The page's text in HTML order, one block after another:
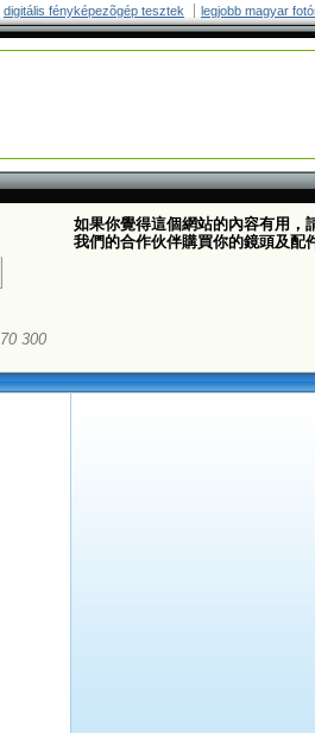
digitális fényképezõgép tesztek legjobb magyar
70 300
如果你覺得這個網站的內容有用，
我們的合作伙伴購買你的鏡頭及配